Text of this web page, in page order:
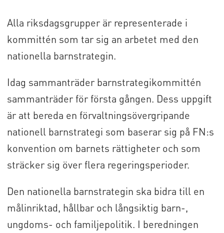
Alla riksdagsgrupper är representerade i
kommittén som tar sig an arbetet med den
nationella barnstrategin.
Idag sammanträder barnstrategikommittén
sammanträder för första gången. Dess uppgift
är att bereda en förvaltningsövergripande
nationell barnstrategi som baserar sig på FN:s
konvention om barnets rättigheter och som
sträcker sig över flera regeringsperioder.
Den nationella barnstrategin ska bidra till en
målinriktad, hållbar och långsiktig barn-,
ungdoms- och familjepolitik. I beredningen